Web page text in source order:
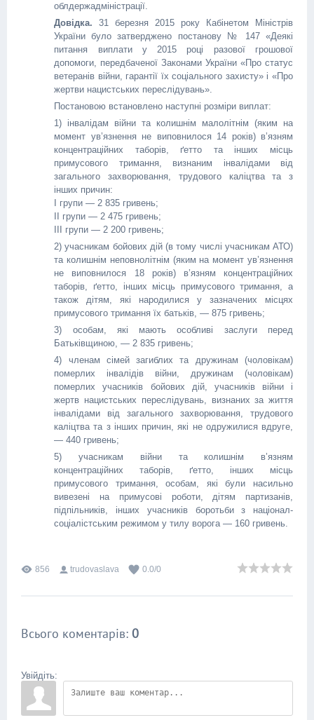
облдержадміністрації.
Довідка.31 березня 2015 року Кабінетом Міністрів
України було затверджено постанову № 147 «Деякі
питання виплати у 2015 році разової грошової
допомоги, передбаченої Законами України «Про статус
ветеранів війни, гарантії їх соціального захисту» і «Про
жертви нацистських переслідувань».
Постановою встановлено наступні розміри виплат:
1) інвалідам війни та колишнім малолітнім (яким на
момент ув’язнення не виповнилося 14 років) в’язням
концентраційних таборів, ґетто та інших місць
примусового тримання, визнаним інвалідами від
загального захворювання, трудового каліцтва та з
інших причин:
I групи — 2 835 гривень;
II групи — 2 475 гривень;
III групи — 2 200 гривень;
2) учасникам бойових дій (в тому числі учасникам АТО)
та колишнім неповнолітнім (яким на момент ув’язнення
не виповнилося 18 років) в’язням концентраційних
таборів, ґетто, інших місць примусового тримання, а
також дітям, які народилися у зазначених місцях
примусового тримання їх батьків, — 875 гривень;
3) особам, які мають особливі заслуги перед
Батьківщиною, — 2 835 гривень;
4) членам сімей загиблих та дружинам (чоловікам)
померлих інвалідів війни, дружинам (чоловікам)
померлих учасників бойових дій, учасників війни і
жертв нацистських переслідувань, визнаних за життя
інвалідами від загального захворювання, трудового
каліцтва та з інших причин, які не одружилися вдруге,
— 440 гривень;
5) учасникам війни та колишнім в’язням
концентраційних таборів, ґетто, інших місць
примусового тримання, особам, які були насильно
вивезені на примусові роботи, дітям партизанів,
підпільників, інших учасників боротьби з націонал-
соціалістським режимом у тилу ворога — 160 гривень.
856 trudovaslava 0.0/0
Всього коментарів: 0
Увійдіть: